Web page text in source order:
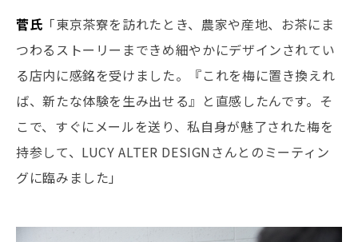
菅氏 「東京茶寮を訪れたとき、農家や産地、お茶にま
つわるストーリーまできめ細やかにデザインされてい
る店内に感銘を受けました。『これを梅に置き換えれ
ば、新たな体験を生み出せる』と直感したんです。そ
こで、すぐにメールを送り、私自身が魅了された梅を
持参して、LUCY ALTER DESIGNさんとのミーティン
グに臨みました」